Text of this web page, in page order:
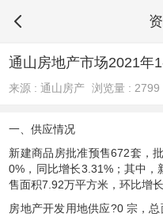
通山房地产市场2021年
来源 : 通山房产 浏览量 : 2799
一、供应情况
新建商品房批准预售672套，
0%，同比增长3.31%；其中
售面积7.92万平方米，环比增
房地产开发用地供应?0 宗，